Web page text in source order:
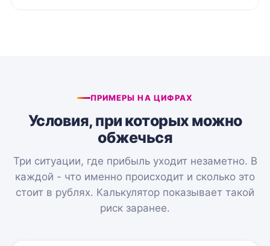
ПРИМЕРЫ НА ЦИФРАХ
Условия, при которых можно
обжечься
Три ситуации, где прибыль уходит незаметно. В
каждой - что именно происходит и сколько это
стоит в рублях. Калькулятор показывает такой
риск заранее.